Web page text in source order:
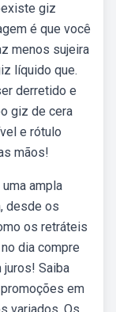
giz
é que você
menos sujeira
líquido que.
derretido e
giz de cera
e rótulo
mãos!
ampla
desde os
os retráteis
dia compre
juros! Saiba
em